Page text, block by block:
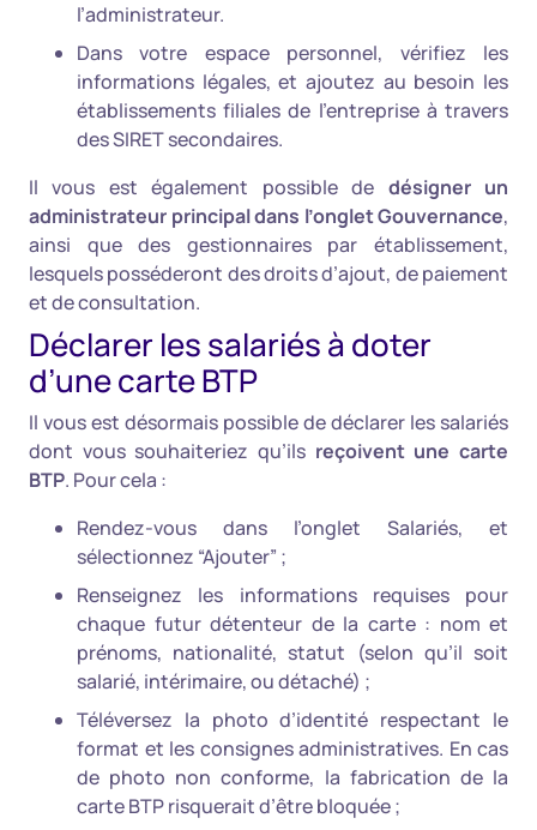
l’administrateur.
Dans votre espace personnel, vérifiez les
informations légales, et ajoutez au besoin les
établissements filiales de l’entreprise à travers
des SIRET secondaires.
Il vous est également possible de désigner un
administrateur principal dans l’onglet Gouvernance,
ainsi que des gestionnaires par établissement,
lesquels posséderont des droits d’ajout, de paiement
et de consultation.
Déclarer les salariés à doter
d’une carte BTP
Il vous est désormais possible de déclarer les salariés
dont vous souhaiteriez qu’ils reçoivent une carte
BTP. Pour cela :
Rendez-vous dans l’onglet Salariés, et
sélectionnez “Ajouter” ;
Renseignez les informations requises pour
chaque futur détenteur de la carte : nom et
prénoms, nationalité, statut (selon qu’il soit
salarié, intérimaire, ou détaché) ;
Téléversez la photo d’identité respectant le
format et les consignes administratives. En cas
de photo non conforme, la fabrication de la
carte BTP risquerait d’être bloquée ;